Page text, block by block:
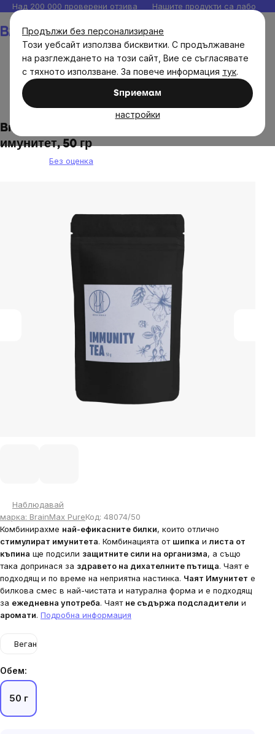
Продължи без персонализиране
Този уебсайт използва бисквитки. С продължаване
на разглеждането на този сайт, Вие се съгласявате
с тяхното използване. За повече информация тук.
Sпpиeмaм
настройки
Прескочи
към
съдържанието
Над 200 000 проверени отзива Нашите продукти са
Хранителни продукти Чай, кафе, какао
Билкови
чайове
BrainMax Pure® Immunity Tea, чай за силен
имунитет, 50 гр
Без оценка
Наблюдавай
марка: BrainMax PureКод: 48074/50
Комбинирахме най-ефикасните билки, които отлично
стимулират имунитета. Комбинацията от шипка и листа от
къпина ще подсили защитните сили на организма, а също
така допринася за здравето на дихателните пътища. Чаят е
подходящ и по време на неприятна настинка. Чаят Имунитет е
билкова смес в най-чистата и натурална форма и е подходящ
за ежедневна употреба. Чаят не съдържа подсладители и
аромати. Подробна информация
Веган
Обем:
50 г